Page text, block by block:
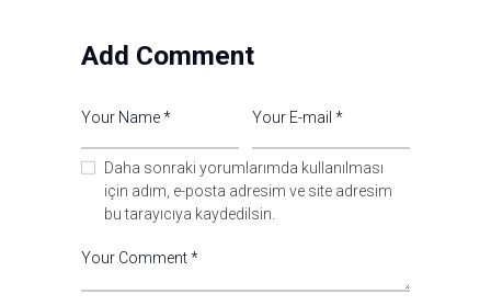
Add Comment
Daha sonraki yorumlarımda kullanılması
için adım, e-posta adresim ve site adresim
bu tarayıcıya kaydedilsin.